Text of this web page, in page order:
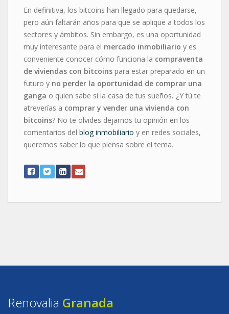
En definitiva, los bitcoins han llegado para quedarse,
pero aún faltarán años para que se aplique a todos los
sectores y ámbitos. Sin embargo, es una oportunidad
muy interesante para el mercado inmobiliario y es
conveniente conocer cómo funciona la compraventa
de viviendas con bitcoins para estar preparado en un
futuro y no perder la oportunidad de comprar una
ganga o quien sabe si la casa de tus sueños. ¿Y tú te
atreverías a comprar y vender una vivienda con
bitcoins? No te olvides dejarnos tu opinión en los
comentarios del blog inmobiliario y en redes sociales,
queremos saber lo que piensa sobre el tema.
Renovalia Granada